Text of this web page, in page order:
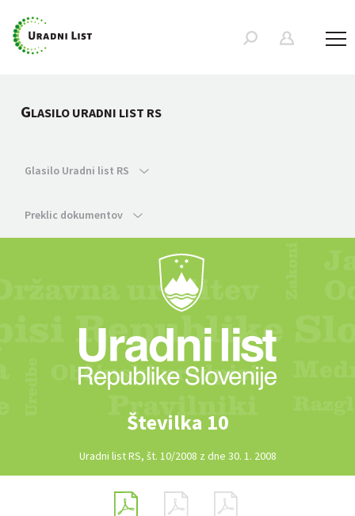
GLASILO URADNI LIST RS
Glasilo Uradni list RS
Preklic dokumentov
Številka 10
Uradni list RS, št. 10/2008 z dne 30. 1. 2008